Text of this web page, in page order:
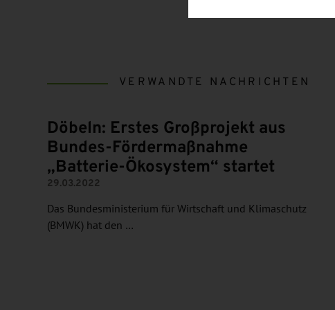
VERWANDTE NACHRICHTEN
Döbeln: Erstes Großprojekt aus
Bundes-Fördermaßnahme
„Batterie-Ökosystem“ startet
29.03.2022
Das Bundesministerium für Wirtschaft und Klimaschutz
(BMWK) hat den …